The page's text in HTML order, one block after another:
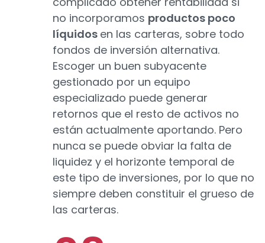
no incorporamos productos poco
líquidos en las carteras, sobre todo
fondos de inversión alternativa.
Escoger un buen subyacente
gestionado por un equipo
especializado puede generar
retornos que el resto de activos no
están actualmente aportando. Pero
nunca se puede obviar la falta de
liquidez y el horizonte temporal de
este tipo de inversiones, por lo que no
siempre deben constituir el grueso de
las carteras.